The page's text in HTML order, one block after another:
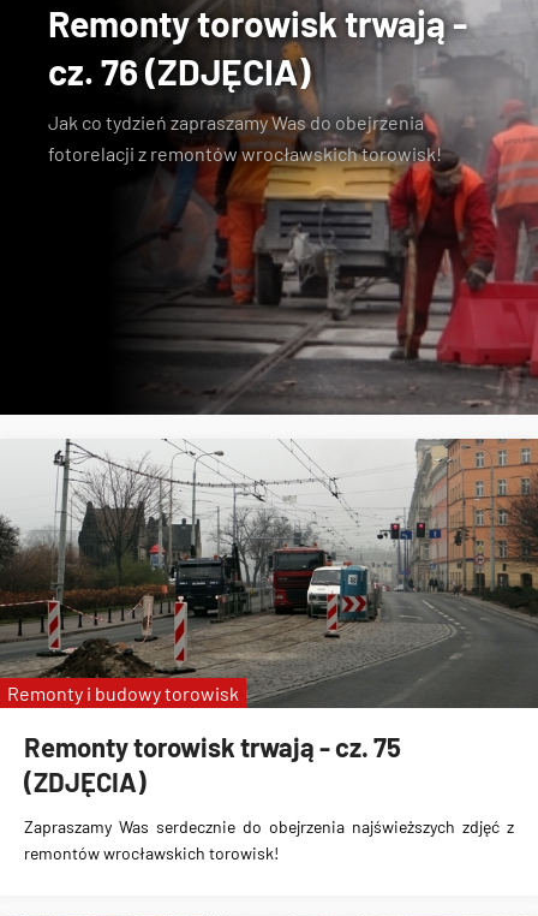
Remonty torowisk trwają -
cz. 76 (ZDJĘCIA)
Jak co tydzień zapraszamy Was do obejrzenia
fotorelacji z remontów wrocławskich torowisk!
Remonty torowisk trwają - cz. 75
(ZDJĘCIA)
Zapraszamy Was serdecznie do obejrzenia najświeższych zdjęć z
remontów wrocławskich torowisk!
Remonty i budowy torowisk